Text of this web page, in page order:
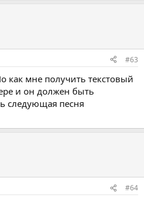
#63
как мне получить текстовый
и он должен быть
следующая песня
#64